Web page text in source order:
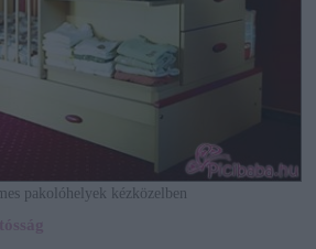
pakolóhelyek kézközelben